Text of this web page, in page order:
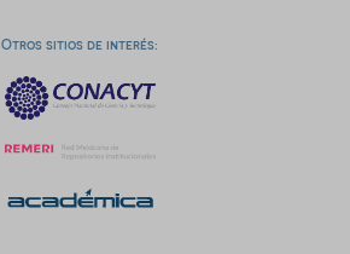
Otros sitios de interés: